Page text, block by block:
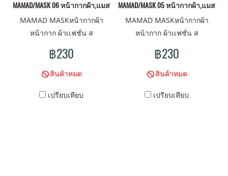
MAMAD/MASK 06 หน้ากากผ้า,แมสผ้า,ผ้าปิดจมูก
MAMAD MASKหน้ากากผ้า
หน้ากาก ผ้าเเฟชั่น ส
ไม่เหมือนใคร มาพร้อม คุณภาพ
ผ้าเนื้อดี พร้อมปกป้องคุณ
฿230
สินค้าหมด
เปรียบเทียบ
MAMAD/MASK 05 หน้ากากผ้า,แมสผ้
MAMAD MASKหน้ากากผ้า
หน้ากาก ผ้าเเฟชั่น ส
ไม่เหมือนใคร มาพร้อม คุณภาพ
ผ้าเนื้อดี พร้อมปกป้องคุณ
฿230
สินค้าหมด
เปรียบเทียบ